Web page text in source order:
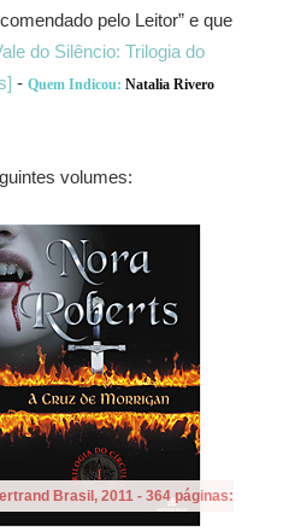
pelo Leitor” e que
do Silêncio: Trilogia do
- Quem Indicou: Natalia Rivero
volumes:
Brasil, 2011 - 364 páginas: